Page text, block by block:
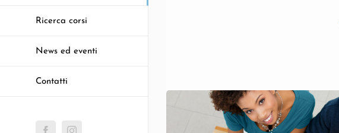
Ricerca corsi
News ed eventi
Contatti